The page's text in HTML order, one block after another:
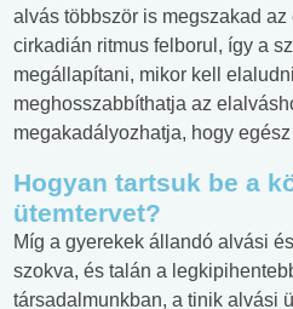
alvás többször is megszakad az
cirkadián ritmus felborul, így a
megállapítani, mikor kell
meghosszabbíthatja az
megakadályozhatja, hogy
Hogyan tartsuk be a
ütemtervet?
Míg a gyerekek állandó alvási
szokva, és talán a
társadalmunkban, a tinik alvási